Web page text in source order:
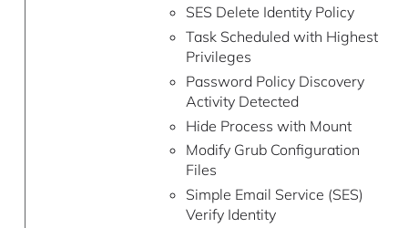
SES Delete Identity Policy
Task Scheduled with Highest
Privileges
Password Policy Discovery
Activity Detected
Hide Process with Mount
Modify Grub Configuration
Files
Simple Email Service (SES)
Verify Identity